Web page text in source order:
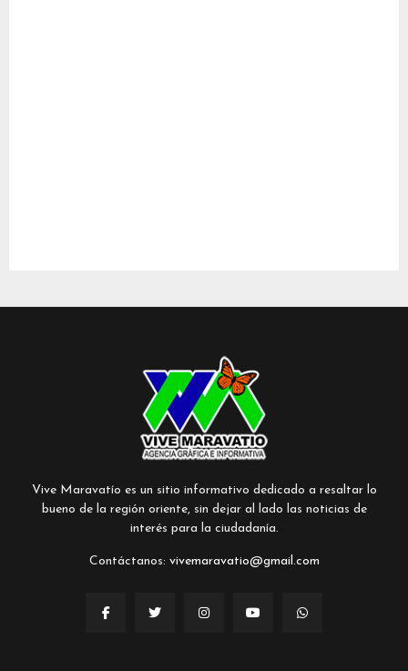
Vive Maravatío es un sitio informativo dedicado a resaltar lo
bueno de la región oriente, sin dejar al lado las noticias de
interés para la ciudadanía.
Contáctanos: vivemaravatio@gmail.com